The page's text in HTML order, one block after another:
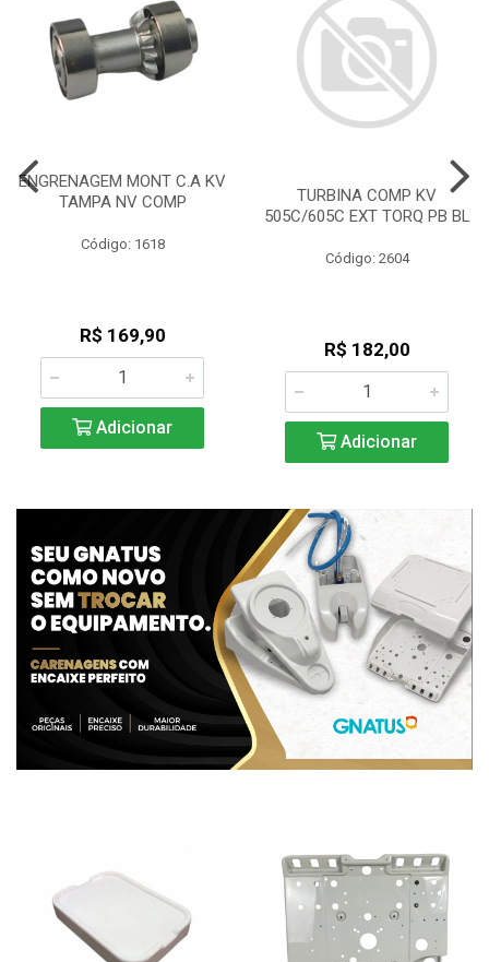
ENGRENAGEM MONT C.A KV
TAMPA NV COMP
Código: 1618
R$ 169,90
Adicionar
TURBINA COMP KV
505C/605C EXT TORQ PB BL
Código: 2604
R$ 182,00
Adicionar